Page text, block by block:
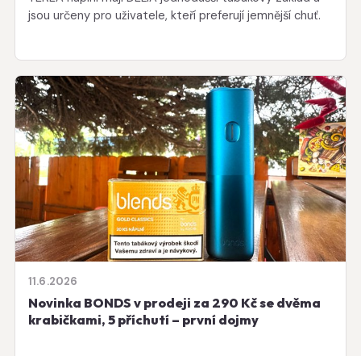
jsou určeny pro uživatele, kteří preferují jemnější chuť.
11.6.2026
Novinka BONDS v prodeji za 290 Kč se dvěma
krabičkami, 5 příchutí – první dojmy